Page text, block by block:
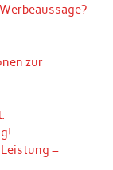
zur
–